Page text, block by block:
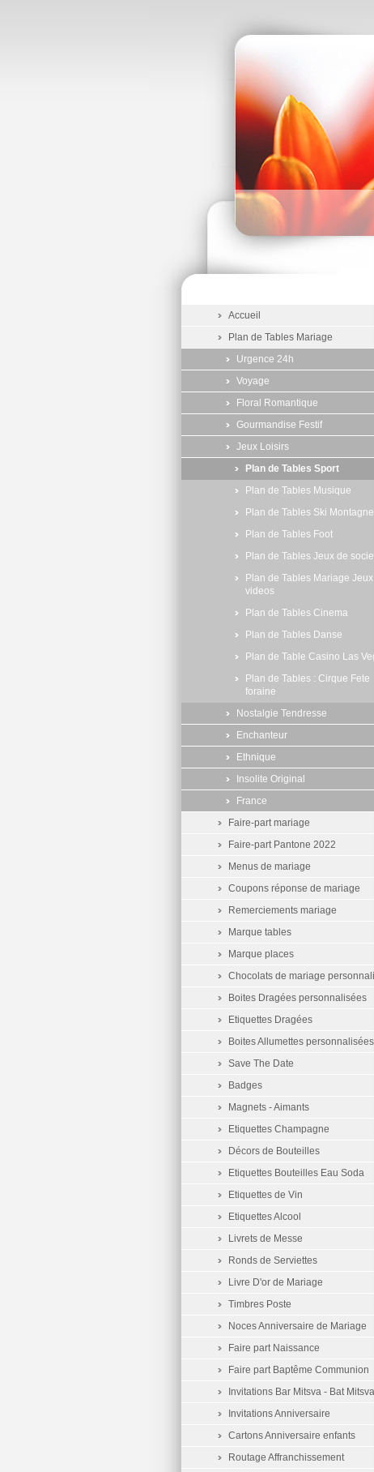
Accueil
Plan de Tables Mariage
Urgence 24h
Voyage
Floral Romantique
Gourmandise Festif
Jeux Loisirs
Plan de Tables Sport
Plan de Tables Musique
Plan de Tables Ski Montagne
Plan de Tables Foot
Plan de Tables Jeux de
Plan de Tables Mariage Jeux
videos
Plan de Tables Cinema
Plan de Tables Danse
Plan de Table Casino Las
Plan de Tables : Cirque Fete
foraine
Nostalgie Tendresse
Enchanteur
Ethnique
Insolite Original
France
Faire-part mariage
Faire-part Pantone 2022
Menus de mariage
Coupons réponse de mariage
Remerciements mariage
Marque tables
Marque places
Chocolats de mariage
Boites Dragées personnalisées
Etiquettes Dragées
Boites Allumettes personnalisées
Save The Date
Badges
Magnets - Aimants
Etiquettes Champagne
Décors de Bouteilles
Etiquettes Bouteilles Eau Soda
Etiquettes de Vin
Etiquettes Alcool
Livrets de Messe
Ronds de Serviettes
Livre D'or de Mariage
Timbres Poste
Noces Anniversaire de Mariage
Faire part Naissance
Faire part Baptême Communion
Invitations Bar Mitsva - Bat Mitsva
Invitations Anniversaire
Cartons Anniversaire enfants
Routage Affranchissement